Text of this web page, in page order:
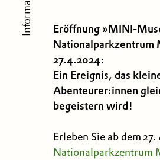
Eröffnung »MINI-
Nationalparkzentrum
27.4.2024:
Ein Ereignis, das
Abenteurer:innen
begeistern wird!
Erleben Sie ab dem
Nationalparkzentrum